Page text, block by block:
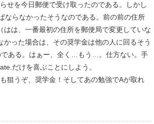
せを今日郵便で受け取ったのである。しかし
ならなかったそうなのである。前の前の住所
は、一番最初の住所を郵便局で変更していな
った場合は、その奨学金は他の人に回るそう
ある。はぁー、全く…もう…。仕方ない。手
だけを喜ぶことにしよう。
狙うぞ、奨学金！そしてあの勉強でAが取れ